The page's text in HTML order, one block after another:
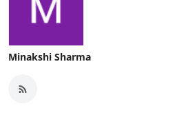
Minakshi Sharma